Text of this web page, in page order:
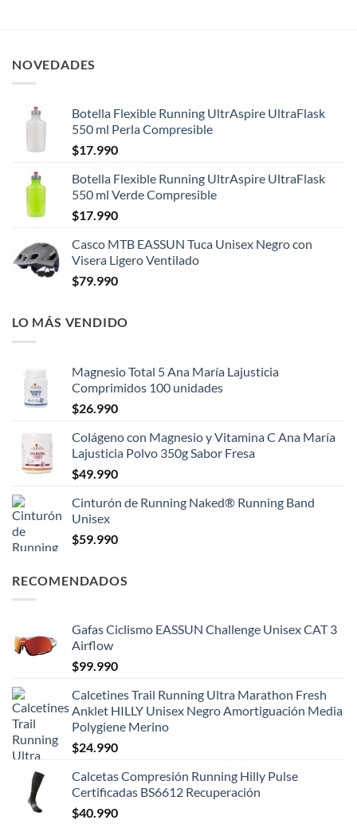
NOVEDADES
Botella Flexible Running UltrAspire UltraFlask
550 ml Perla Compresible
$17.990
Botella Flexible Running UltrAspire UltraFlask
550 ml Verde Compresible
$17.990
Casco MTB EASSUN Tuca Unisex Negro con
Visera Ligero Ventilado
$79.990
LO MÁS VENDIDO
Magnesio Total 5 Ana María Lajusticia
Comprimidos 100 unidades
$26.990
Colágeno con Magnesio y Vitamina C Ana María
Lajusticia Polvo 350g Sabor Fresa
$49.990
Cinturón de Running Naked® Running Band
Unisex
$59.990
RECOMENDADOS
Gafas Ciclismo EASSUN Challenge Unisex CAT 3
Airflow
$99.990
Calcetines Trail Running Ultra Marathon Fresh
Anklet HILLY Unisex Negro Amortiguación Media
Polygiene Merino
$24.990
Calcetas Compresión Running Hilly Pulse
Certificadas BS6612 Recuperación
$40.990